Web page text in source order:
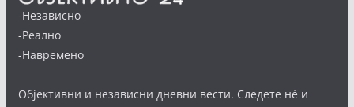
-Независно
-Реално
-Навремено
Објективни и независни дневни вести. Следете нè и